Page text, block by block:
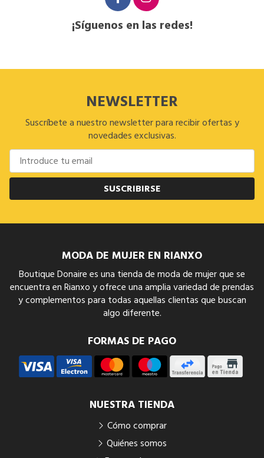
¡Síguenos en las redes!
NEWSLETTER
Suscríbete a nuestro newsletter para recibir ofertas y
novedades exclusivas.
SUSCRIBIRSE
MODA DE MUJER EN RIANXO
Boutique Donaire es una tienda de moda de mujer que se
encuentra en Rianxo y ofrece una amplia variedad de prendas
y complementos para todas aquellas clientas que buscan
algo diferente.
FORMAS DE PAGO
NUESTRA TIENDA
Cómo comprar
Quiénes somos